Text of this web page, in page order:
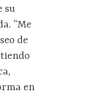
su
“Me
de
en